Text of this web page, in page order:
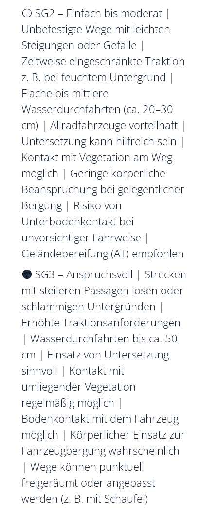
🟡 SG2 – Einfach bis moderat |
Unbefestigte Wege mit leichten
Steigungen oder Gefälle |
Zeitweise eingeschränkte Traktion
z. B. bei feuchtem Untergrund |
Flache bis mittlere
Wasserdurchfahrten (ca. 20–30
cm) | Allradfahrzeuge vorteilhaft |
Untersetzung kann hilfreich sein |
Kontakt mit Vegetation am Weg
möglich | Geringe körperliche
Beanspruchung bei gelegentlicher
Bergung | Risiko von
Unterbodenkontakt bei
unvorsichtiger Fahrweise |
Geländebereifung (AT) empfohlen
🟠 SG3 – Anspruchsvoll | Strecken
mit steileren Passagen losen oder
schlammigen Untergründen |
Erhöhte Traktionsanforderungen
| Wasserdurchfahrten bis ca. 50
cm | Einsatz von Untersetzung
sinnvoll | Kontakt mit
umliegender Vegetation
regelmäßig möglich |
Bodenkontakt mit dem Fahrzeug
möglich | Körperlicher Einsatz zur
Fahrzeugbergung wahrscheinlich
| Wege können punktuell
freigeräumt oder angepasst
werden (z. B. mit Schaufel)